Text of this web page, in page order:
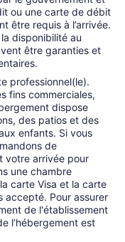
ou une carte de débit
être requis à l’arrivée.
disponibilité au
être garanties et
professionnel(le).
fins commerciales,
dispose
des patios et des
enfants. Si vous
de
votre arrivée pour
une chambre
carte Visa et la carte
accepté. Pour assurer
de l'établissement
l’hébergement est